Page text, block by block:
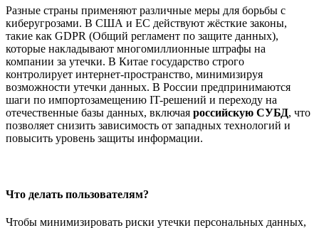
Разные страны применяют различные меры для борьбы с
киберугрозами. В США и ЕС действуют жёсткие законы,
такие как GDPR (Общий регламент по защите данных),
которые накладывают многомиллионные штрафы на
компании за утечки. В Китае государство строго
контролирует интернет-пространство, минимизируя
возможности утечки данных. В России предпринимаются
шаги по импортозамещению IT-решений и переходу на
отечественные базы данных, включая российскую СУБД, что
позволяет снизить зависимость от западных технологий и
повысить уровень защиты информации.
Что делать пользователям?
Чтобы минимизировать риски утечки персональных данных,